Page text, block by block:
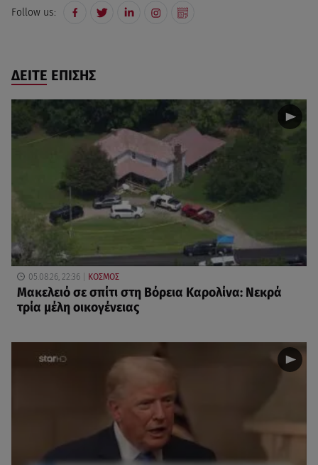
Follow us:
ΔΕΙΤΕ ΕΠΙΣΗΣ
05.08.26, 22:36 ΚΟΣΜΟΣ
Μακελειό σε σπίτι στη Βόρεια Καρολίνα: Νεκρά
τρία μέλη οικογένειας